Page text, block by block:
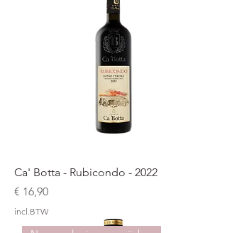
Ca' Botta - Rubicondo - 2022
Prijs
€ 16,90
incl.BTW